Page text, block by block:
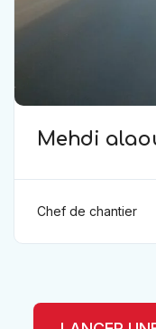
Mehdi
Chef de chantier